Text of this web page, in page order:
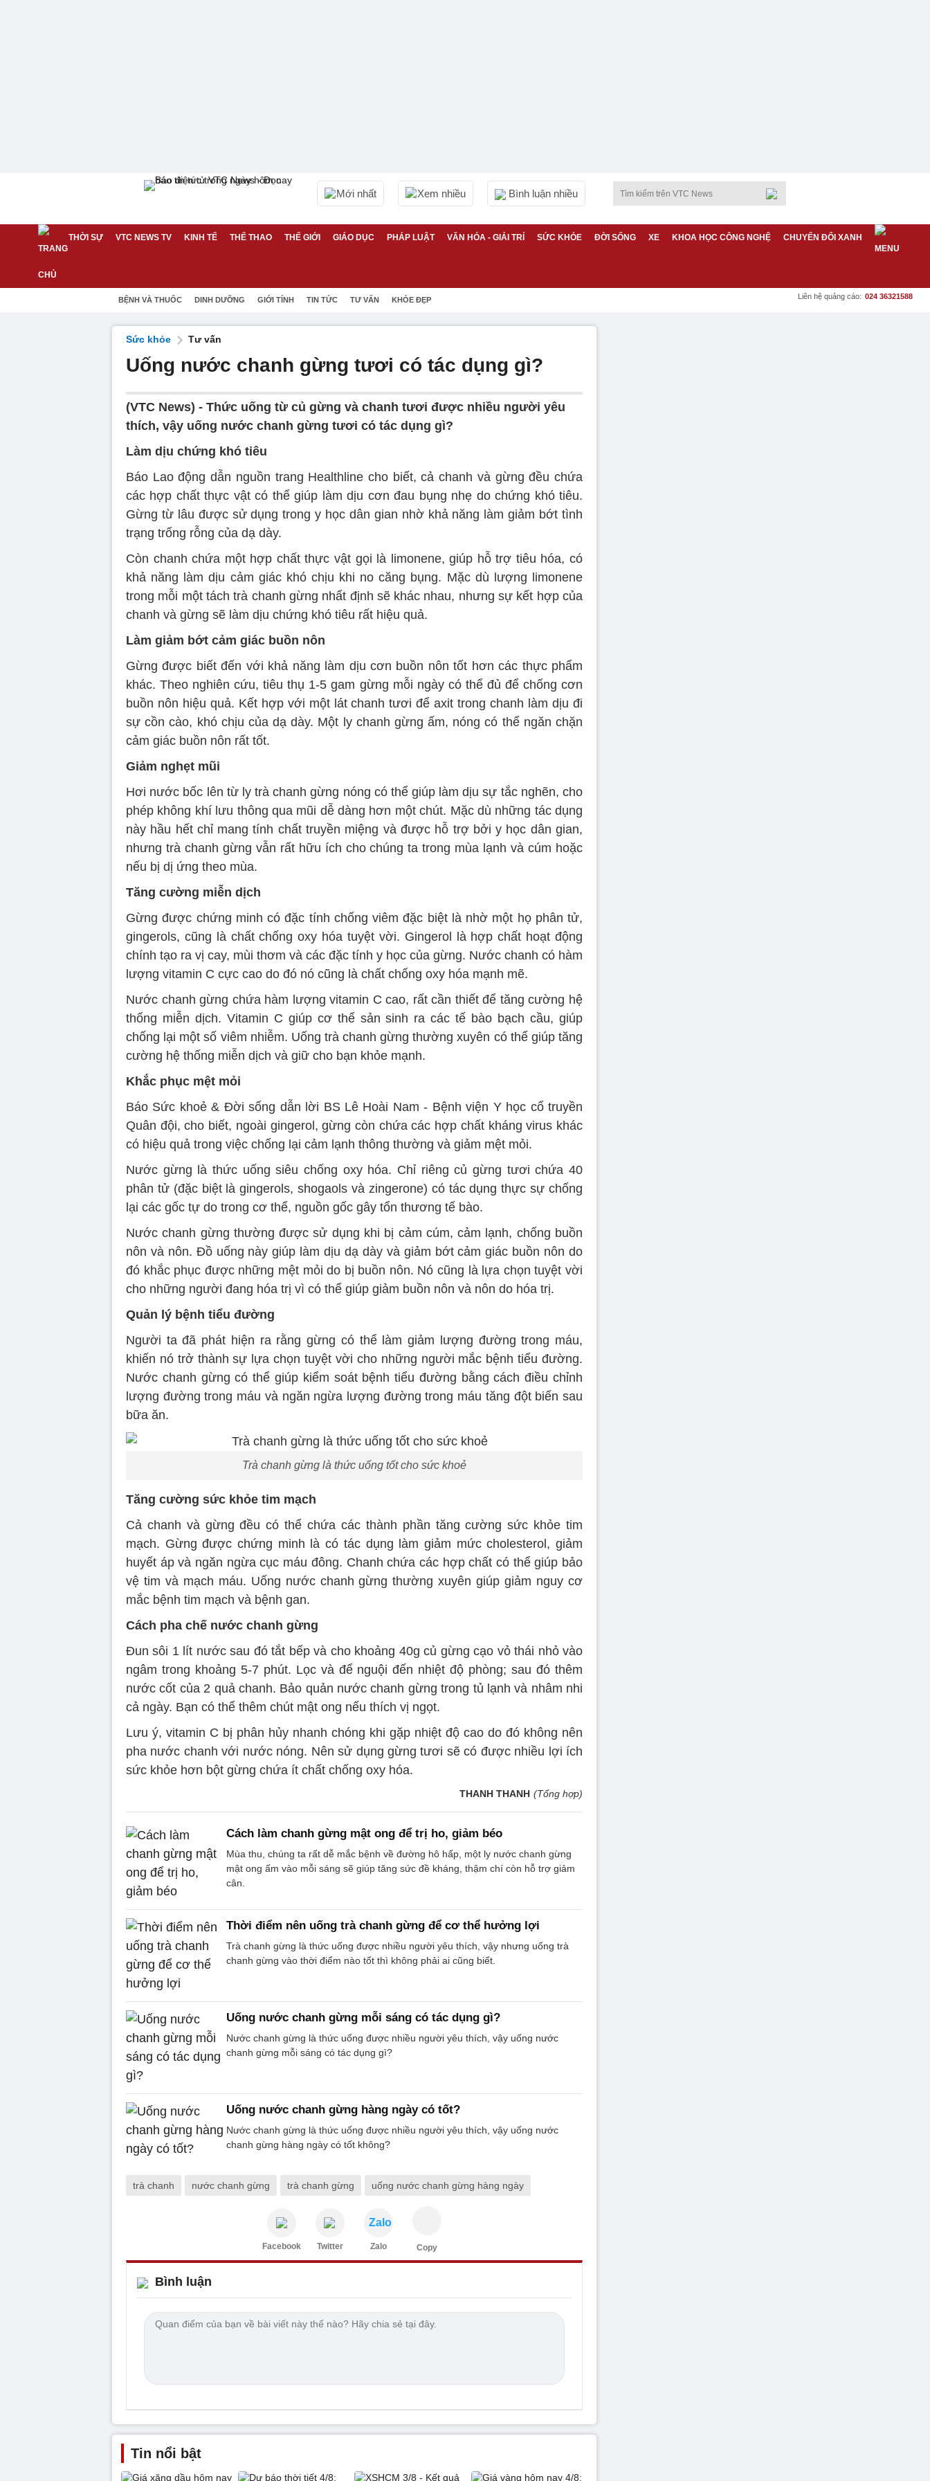
Mới nhất Xem nhiều Bình luận nhiều
THỜI SỰ VTC NEWS TV KINH TẾ THỂ THAO THẾ GIỚI GIÁO DỤC PHÁP LUẬT VĂN HÓA - GIẢI TRÍ SỨC KHỎE ĐỜI SỐNG XE KHOA HỌC CÔNG NGHỆ CHUYỂN ĐỔI XANH
BỆNH VÀ THUỐC DINH DƯỠNG GIỚI TÍNH TIN TỨC TƯ VẤN KHỎE ĐẸP Liên hệ quảng cáo: 024 36321588
Sức khỏe Tư vấn
Uống nước chanh gừng tươi có tác dụng gì?
(VTC News) - Thức uống từ củ gừng và chanh tươi được nhiều người yêu
thích, vậy uống nước chanh gừng tươi có tác dụng gì?
Làm dịu chứng khó tiêu
Báo Lao động dẫn nguồn trang Healthline cho biết, cả chanh và gừng đều chứa
các hợp chất thực vật có thể giúp làm dịu cơn đau bụng nhẹ do chứng khó tiêu.
Gừng từ lâu được sử dụng trong y học dân gian nhờ khả năng làm giảm bớt tình
trạng trống rỗng của dạ dày.
Còn chanh chứa một hợp chất thực vật gọi là limonene, giúp hỗ trợ tiêu hóa, có
khả năng làm dịu cảm giác khó chịu khi no căng bụng. Mặc dù lượng limonene
trong mỗi một tách trà chanh gừng nhất định sẽ khác nhau, nhưng sự kết hợp của
chanh và gừng sẽ làm dịu chứng khó tiêu rất hiệu quả.
Làm giảm bớt cảm giác buồn nôn
Gừng được biết đến với khả năng làm dịu cơn buồn nôn tốt hơn các thực phẩm
khác. Theo nghiên cứu, tiêu thụ 1-5 gam gừng mỗi ngày có thể đủ để chống cơn
buồn nôn hiệu quả. Kết hợp với một lát chanh tươi để axit trong chanh làm dịu đi
sự cồn cào, khó chịu của dạ dày. Một ly chanh gừng ấm, nóng có thể ngăn chặn
cảm giác buồn nôn rất tốt.
Giảm nghẹt mũi
Hơi nước bốc lên từ ly trà chanh gừng nóng có thể giúp làm dịu sự tắc nghẽn, cho
phép không khí lưu thông qua mũi dễ dàng hơn một chút. Mặc dù những tác dụng
này hầu hết chỉ mang tính chất truyền miệng và được hỗ trợ bởi y học dân gian,
nhưng trà chanh gừng vẫn rất hữu ích cho chúng ta trong mùa lạnh và cúm hoặc
nếu bị dị ứng theo mùa.
Tăng cường miễn dịch
Gừng được chứng minh có đặc tính chống viêm đặc biệt là nhờ một họ phân tử,
gingerols, cũng là chất chống oxy hóa tuyệt vời. Gingerol là hợp chất hoạt động
chính tạo ra vị cay, mùi thơm và các đặc tính y học của gừng. Nước chanh có hàm
lượng vitamin C cực cao do đó nó cũng là chất chống oxy hóa mạnh mẽ.
Nước chanh gừng chứa hàm lượng vitamin C cao, rất cần thiết để tăng cường hệ
thống miễn dịch. Vitamin C giúp cơ thể sản sinh ra các tế bào bạch cầu, giúp
chống lại một số viêm nhiễm. Uống trà chanh gừng thường xuyên có thể giúp tăng
cường hệ thống miễn dịch và giữ cho bạn khỏe mạnh.
Khắc phục mệt mỏi
Báo Sức khoẻ & Đời sống dẫn lời BS Lê Hoài Nam - Bệnh viện Y học cổ truyền
Quân đội, cho biết, ngoài gingerol, gừng còn chứa các hợp chất kháng virus khác
có hiệu quả trong việc chống lại cảm lạnh thông thường và giảm mệt mỏi.
Nước gừng là thức uống siêu chống oxy hóa. Chỉ riêng củ gừng tươi chứa 40
phân tử (đặc biệt là gingerols, shogaols và zingerone) có tác dụng thực sự chống
lại các gốc tự do trong cơ thể, nguồn gốc gây tổn thương tế bào.
Nước chanh gừng thường được sử dụng khi bị cảm cúm, cảm lạnh, chống buồn
nôn và nôn. Đồ uống này giúp làm dịu dạ dày và giảm bớt cảm giác buồn nôn do
đó khắc phục được những mệt mỏi do bị buồn nôn. Nó cũng là lựa chọn tuyệt vời
cho những người đang hóa trị vì có thể giúp giảm buồn nôn và nôn do hóa trị.
Quản lý bệnh tiểu đường
Người ta đã phát hiện ra rằng gừng có thể làm giảm lượng đường trong máu,
khiến nó trở thành sự lựa chọn tuyệt vời cho những người mắc bệnh tiểu đường.
Nước chanh gừng có thể giúp kiểm soát bệnh tiểu đường bằng cách điều chỉnh
lượng đường trong máu và ngăn ngừa lượng đường trong máu tăng đột biến sau
bữa ăn.
Trà chanh gừng là thức uống tốt cho sức khoẻ
Tăng cường sức khỏe tim mạch
Cả chanh và gừng đều có thể chứa các thành phần tăng cường sức khỏe tim
mạch. Gừng được chứng minh là có tác dụng làm giảm mức cholesterol, giảm
huyết áp và ngăn ngừa cục máu đông. Chanh chứa các hợp chất có thể giúp bảo
vệ tim và mạch máu. Uống nước chanh gừng thường xuyên giúp giảm nguy cơ
mắc bệnh tim mạch và bệnh gan.
Cách pha chế nước chanh gừng
Đun sôi 1 lít nước sau đó tắt bếp và cho khoảng 40g củ gừng cạo vỏ thái nhỏ vào
ngâm trong khoảng 5-7 phút. Lọc và để nguội đến nhiệt độ phòng; sau đó thêm
nước cốt của 2 quả chanh. Bảo quản nước chanh gừng trong tủ lạnh và nhâm nhi
cả ngày. Bạn có thể thêm chút mật ong nếu thích vị ngọt.
Lưu ý, vitamin C bị phân hủy nhanh chóng khi gặp nhiệt độ cao do đó không nên
pha nước chanh với nước nóng. Nên sử dụng gừng tươi sẽ có được nhiều lợi ích
sức khỏe hơn bột gừng chứa ít chất chống oxy hóa.
THANH THANH (Tổng hợp)
Cách làm chanh gừng mật ong để trị ho, giảm béo
Mùa thu, chúng ta rất dễ mắc bệnh về đường hô hấp, một ly nước chanh gừng
mật ong ấm vào mỗi sáng sẽ giúp tăng sức đề kháng, thậm chí còn hỗ trợ giảm
cân.
Thời điểm nên uống trà chanh gừng để cơ thể hưởng lợi
Trà chanh gừng là thức uống được nhiều người yêu thích, vậy nhưng uống trà
chanh gừng vào thời điểm nào tốt thì không phải ai cũng biết.
Uống nước chanh gừng mỗi sáng có tác dụng gì?
Nước chanh gừng là thức uống được nhiều người yêu thích, vậy uống nước
chanh gừng mỗi sáng có tác dụng gì?
Uống nước chanh gừng hàng ngày có tốt?
Nước chanh gừng là thức uống được nhiều người yêu thích, vậy uống nước
chanh gừng hàng ngày có tốt không?
trà chanh nước chanh gừng trà chanh gừng uống nước chanh gừng hàng ngày
Facebook Twitter
Zalo
Zalo Copy
Bình luận
Tin nổi bật